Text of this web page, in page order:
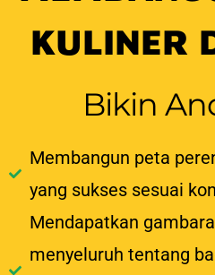
KULINER
Bikin
Membangun peta
yang sukses sesuai
Mendapatkan
menyeluruh tentang